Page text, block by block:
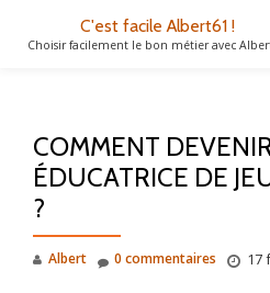
C'est facile Albert61 !
Choisir facilement le bon métier avec
COMMENT
ÉDUCATRICE DE
?
Albert 17
0 commentaires